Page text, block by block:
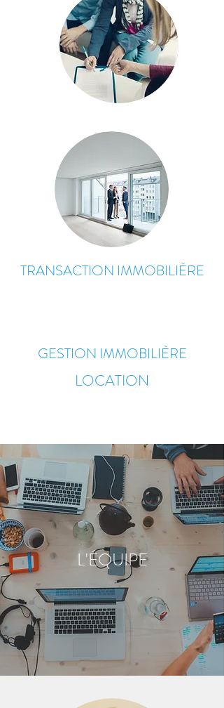
TRANSACTION IMMOBILIÈRE
GESTION IMMOBILIÈRE
LOCATION
L'ÉQUIPE